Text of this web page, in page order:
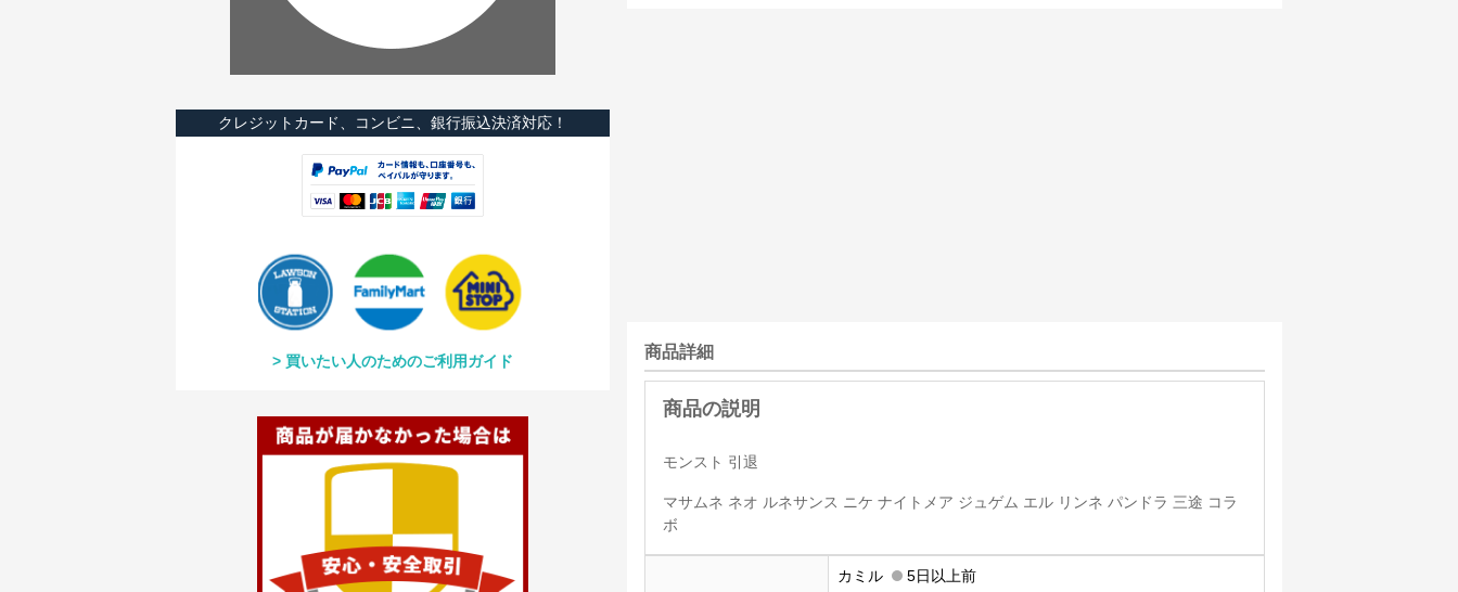
クレジットカード、コンビニ、銀行振込決済対応！
買いたい人のためのご利用ガイド 商品詳細
モンスト 引退
マサムネ ネオ ルネサンス ニケ ナイトメア ジュゲム エル リンネ パンドラ 三途 コラ
ボ
カミル 5日以上前